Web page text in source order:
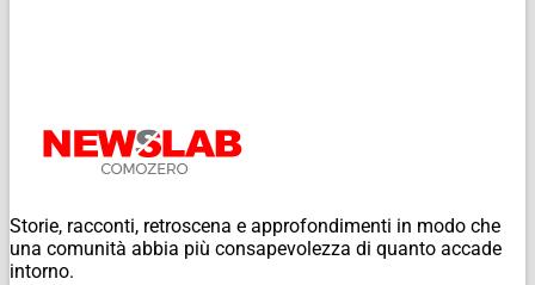
Storie, racconti, retroscena e approfondimenti in modo che
una comunità abbia più consapevolezza di quanto accade
intorno.